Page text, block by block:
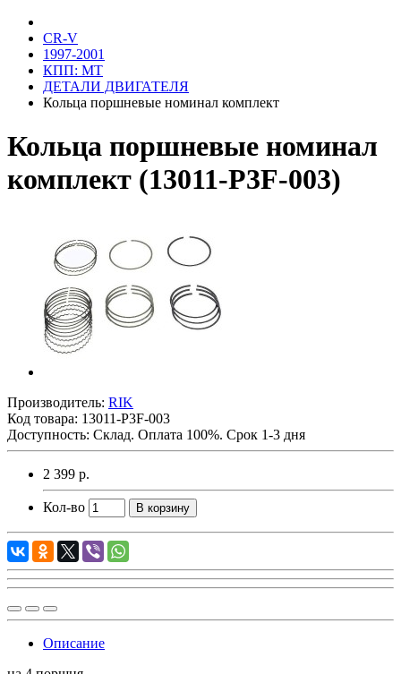
CR-V
1997-2001
КПП: MT
ДЕТАЛИ ДВИГАТЕЛЯ
Кольца поршневые номинал комплект
Кольца поршневые номинал
комплект (13011-P3F-003)
Производитель: RIK
Код товара: 13011-P3F-003
Доступность: Склад. Оплата 100%. Срок 1-3 дня
2 399 р.
Кол-во В корзину
Описание